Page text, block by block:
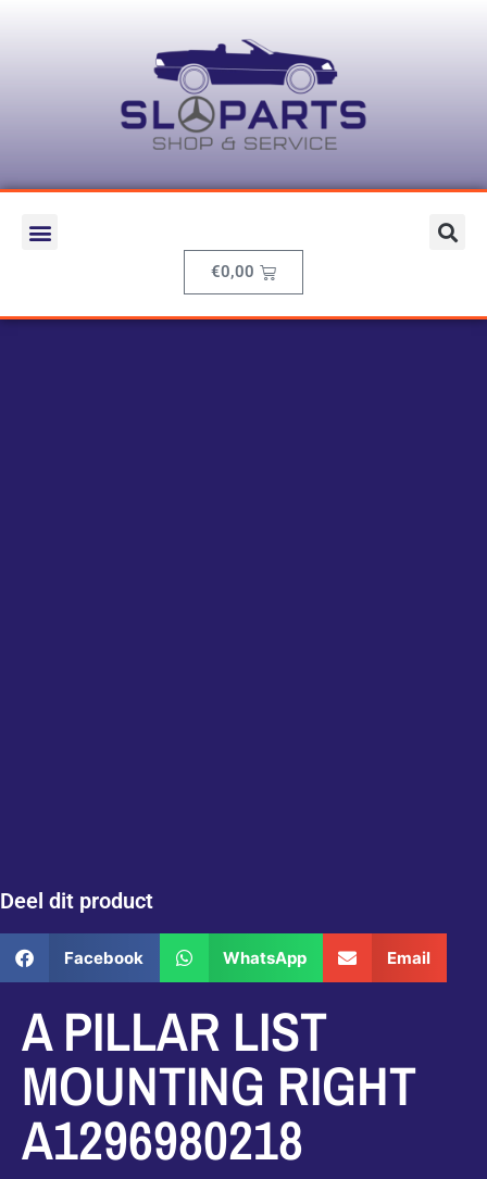
€0,00
Deel dit product
Facebook WhatsApp Email
A PILLAR LIST
MOUNTING RIGHT
A1296980218